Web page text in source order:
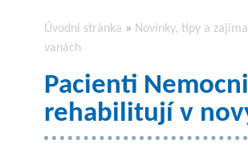
Úvodní stránka » Novinky, tipy a
vanách
Pacienti
rehabilitují v